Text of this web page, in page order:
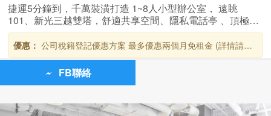
捷運5分鐘到，千萬裝潢打造 1~8人小型辦公室， 遠眺
101、新光三越雙塔，舒適共享空間、隱私電話亭 、頂極按
摩椅，進駐2坪空間，享有超大70坪公區環境設備， 辦公變
的超舒適~
優惠： 公司稅籍登記優惠方案 最多優惠兩個月免租金 (詳情請來
電悠翌商務洽詢** ) 獨立型辦公室 每人4999元起 歡迎預約現場參
FB聯絡